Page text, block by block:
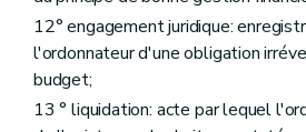
81
Art.82
Art.83
Art.
85
Art.86
12° engagement juridique:
l'ordonnateur d'une obligation
budget;
13 ° liquidation: acte par lequel